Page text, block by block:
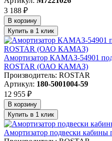
3 188 ₽
В корзину
Купить в 1 клик
Амортизатор КАМАЗ-54901
ROSTAR (ОАО КАМАЗ)
Производитель: ROSTAR
Артикул: 180-5001004-59
12 955 ₽
В корзину
Купить в 1 клик
Амортизатор подвески кабины